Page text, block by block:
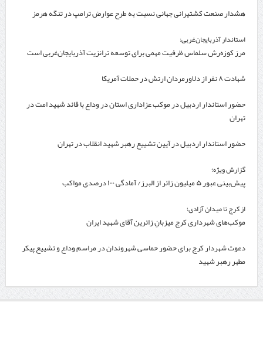
هشدار صنعت کشتیرانی جهانی نسبت به طرح عوارض ترامپ در تنگه هرمز
استاندار آذربایجان‌غربی:
مرز کوزه‌رش سلماس ظرفیت مهمی برای توسعه ترانزیت آذربایجان‌غربی است
شهادت ۸ نفر از دلاورمردان ارتش در حملات آمریکا
حضور استاندار اردبیل در موکب عزاداری استان در وداع با قائد شهید امت در
تهران
حضور استاندار اردبیل در آیین تشییع رهبر شهید انقلاب در تهران
گزارش ویژه؛
پیش‌بینی عبور ۵ میلیون زائر از البرز/ آمادگی ۱۰۰ درصدی مواکب
از کرج تا میدان آزادی؛
موکب‌های شهرداری کرج میزبانِ زائرین آقای شهید ایران
دعوت شهردار کرج برای حضور حماسی شهروندان در مراسم وداع و تشییع پیکر
مطهر رهبر شهید